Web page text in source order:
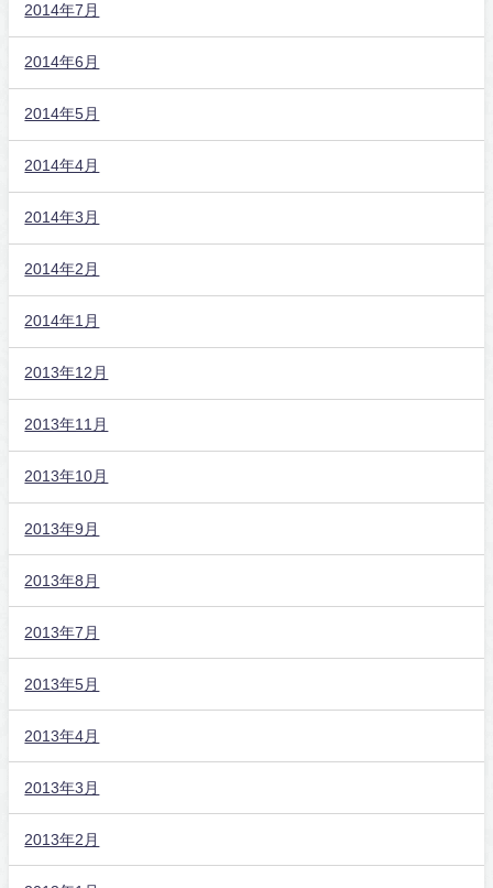
2014年7月
2014年6月
2014年5月
2014年4月
2014年3月
2014年2月
2014年1月
2013年12月
2013年11月
2013年10月
2013年9月
2013年8月
2013年7月
2013年5月
2013年4月
2013年3月
2013年2月